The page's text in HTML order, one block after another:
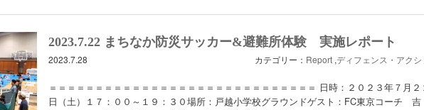
2023.7.22 まちなか防災サッカー&避難所体験 実施レポート
2023.7.28 カテゴリー： Report,ディフェンス・アクシ
＝＝＝＝＝＝＝＝＝＝＝＝＝＝＝＝＝＝＝＝＝＝＝＝＝＝＝＝＝ 日時：２０２３年７月２
日（土）１７：００～１９：３０場所：戸越小学校グラウンドゲスト：FC東京コーチ 吉